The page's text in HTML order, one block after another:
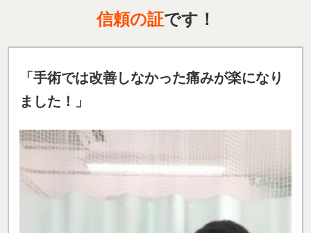
信頼の証です！
「手術では改善しなかった痛みが楽になり
ました ！」